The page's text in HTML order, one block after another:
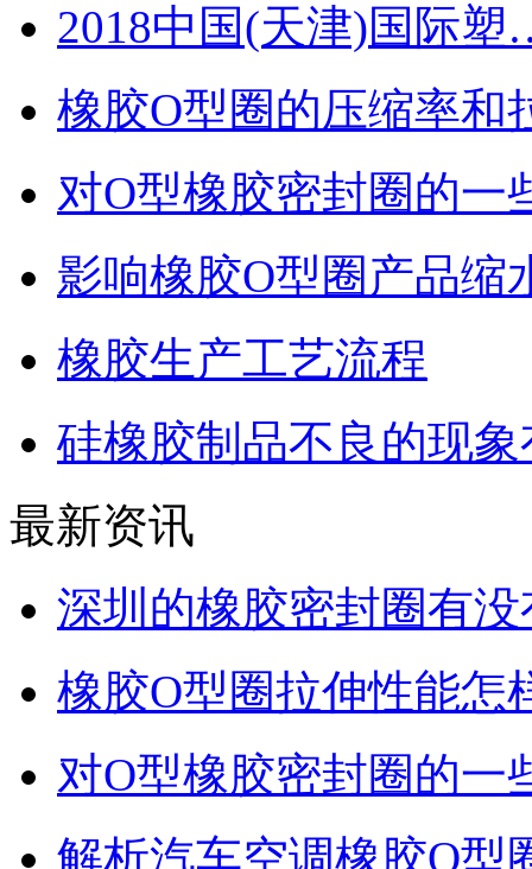
2018中国(天津)国际
橡胶O型圈的压缩率和
对O型橡胶密封圈的一
影响橡胶O型圈产品
橡胶生产工艺流程
硅橡胶制品不良的现
最新资讯
深圳的橡胶密封圈有
橡胶O型圈拉伸性能
对O型橡胶密封圈的一
解析汽车空调橡胶O型